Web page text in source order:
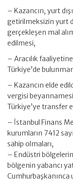
– Kazancın, yurt
getirilmeksizin yurt
gerçekleşen mal
edilmesi,
– Aracılık faaliyetine
Türkiye’de
– Kazancın elde
vergisi
Türkiye’ye transfer
– İstanbul Finans
kurumların 7412
sahip olmaları,
– Endüstri
bölgenin yabancı